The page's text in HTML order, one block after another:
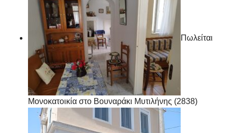
Πωλείται
Μονοκατοικία στο Βουναράκι Μυτιλήνης (2838)